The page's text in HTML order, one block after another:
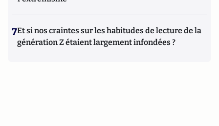
7Et si nos craintes sur les habitudes de lecture de la
génération Z étaient largement infondées ?